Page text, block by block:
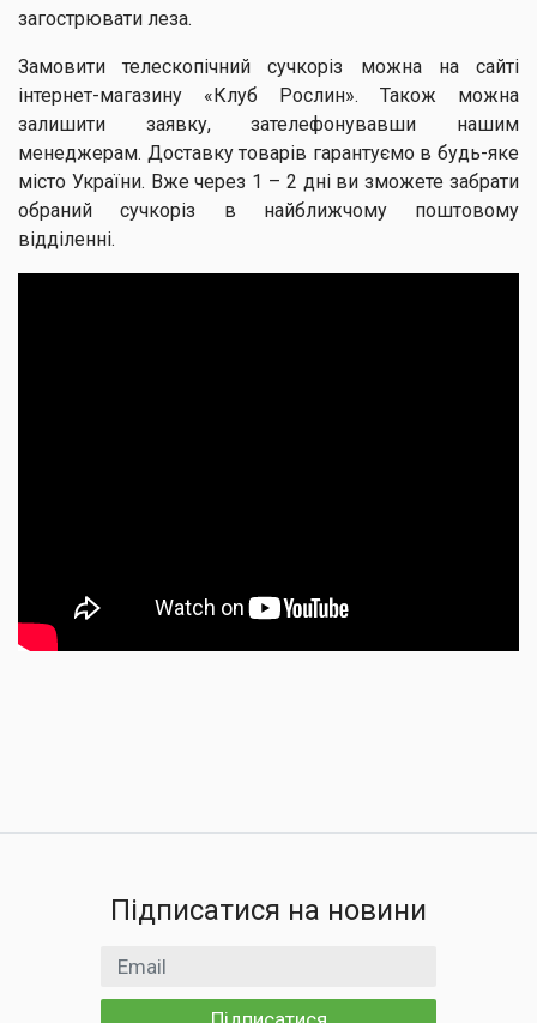
загострювати леза.
Замовити телескопічний сучкоріз можна на сайті
інтернет-магазину «Клуб Рослин». Також можна
залишити заявку, зателефонувавши нашим
менеджерам. Доставку товарів гарантуємо в будь-яке
місто України. Вже через 1 – 2 дні ви зможете забрати
обраний сучкоріз в найближчому поштовому
відділенні.
Підписатися на новини
Email